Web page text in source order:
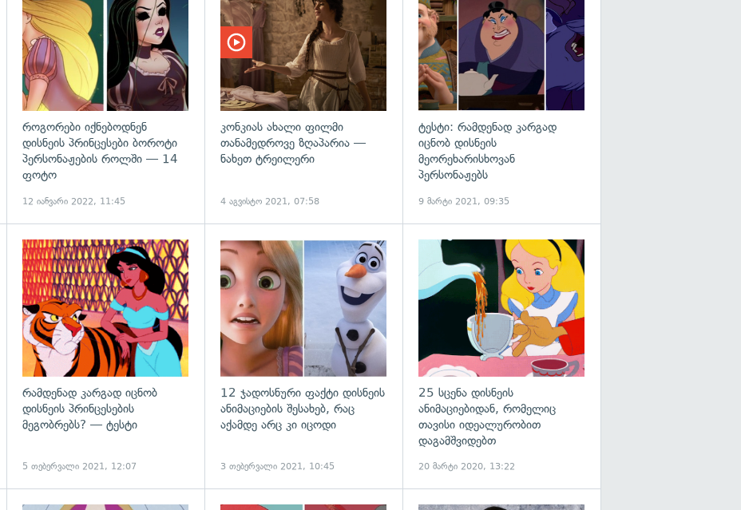
როგორები იქნებოდნენ
დისნეის პრინცესები ბოროტი
პერსონაჟების როლში — 14
ფოტო
12 იანვარი 2022, 11:45
კონკიას ახალი ფილმი
თანამედროვე ზღაპარია —
ნახეთ ტრეილერი
4 აგვისტო 2021, 07:58
ტესტი: რამდენად კარგად
იცნობ დისნეის
მეორეხარისხოვან
პერსონაჟებს
9 მარტი 2021, 09:35
რამდენად კარგად იცნობ
დისნეის პრინცესების
მეგობრებს? — ტესტი
5 თებერვალი 2021, 12:07
გადახედვა
12 ჯადოსნური ფაქტი დისნეის
ანიმაციების შესახებ, რაც
აქამდე არც კი იცოდი
3 თებერვალი 2021, 10:45
25 სცენა დისნეის
ანიმაციებიდან, რომელიც
თავისი იდეალურობით
დაგამშვიდებთ
20 მარტი 2020, 13:22